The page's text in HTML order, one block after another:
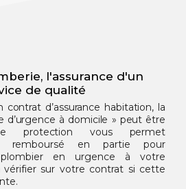
l'assurance d'un
de qualité
d’assurance habitation, la
d’urgence à domicile » peut être
protection vous permet
remboursé en partie pour
plombier en urgence à votre
vérifier sur votre contrat si cette